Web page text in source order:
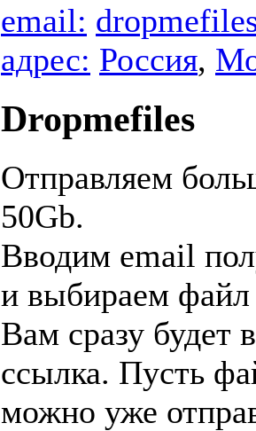
email:
адрес: Россия,
Dropmefiles
Отправляем
50Gb.
Вводим email
и выбираем файл
Вам сразу будет
ссылка. Пусть
можно уже